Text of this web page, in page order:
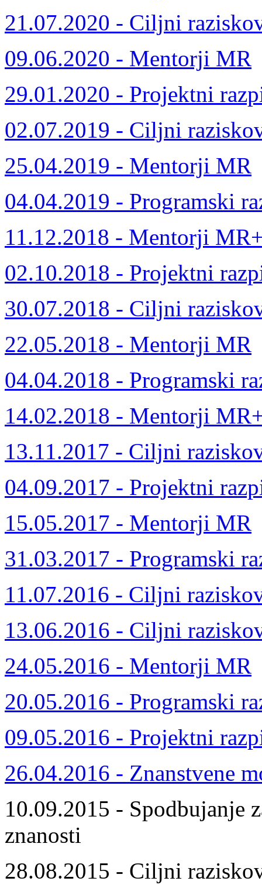
21.07.2020 - Ciljni
09.06.2020 - Mentorji MR
29.01.2020 - Projektni
02.07.2019 - Ciljni
25.04.2019 - Mentorji MR
04.04.2019 - Programski
11.12.2018 - Mentorji
02.10.2018 - Projektni
30.07.2018 - Ciljni
22.05.2018 - Mentorji MR
04.04.2018 - Programski
14.02.2018 - Mentorji
13.11.2017 - Ciljni
04.09.2017 - Projektni
15.05.2017 - Mentorji MR
31.03.2017 - Programski
11.07.2016 - Ciljni
13.06.2016 - Ciljni
24.05.2016 - Mentorji MR
20.05.2016 - Programski
09.05.2016 - Projektni
26.04.2016 - Znanstvene
10.09.2015 - Spodbujanje
znanosti
28.08.2015 - Ciljni